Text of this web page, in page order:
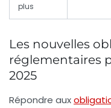
plus
Les nouvelles
réglementaires
2025
Répondre aux